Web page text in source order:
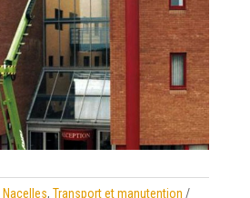
Nacelles, Transport et manutention